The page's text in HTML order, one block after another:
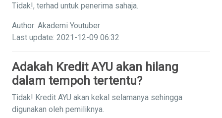
Tidak!, terhad untuk penerima sahaja.
Author: Akademi Youtuber
Last update: 2021-12-09 06:32
Adakah Kredit AYU akan hilang
dalam tempoh tertentu?
Tidak! Kredit AYU akan kekal selamanya sehingga
digunakan oleh pemiliknya.